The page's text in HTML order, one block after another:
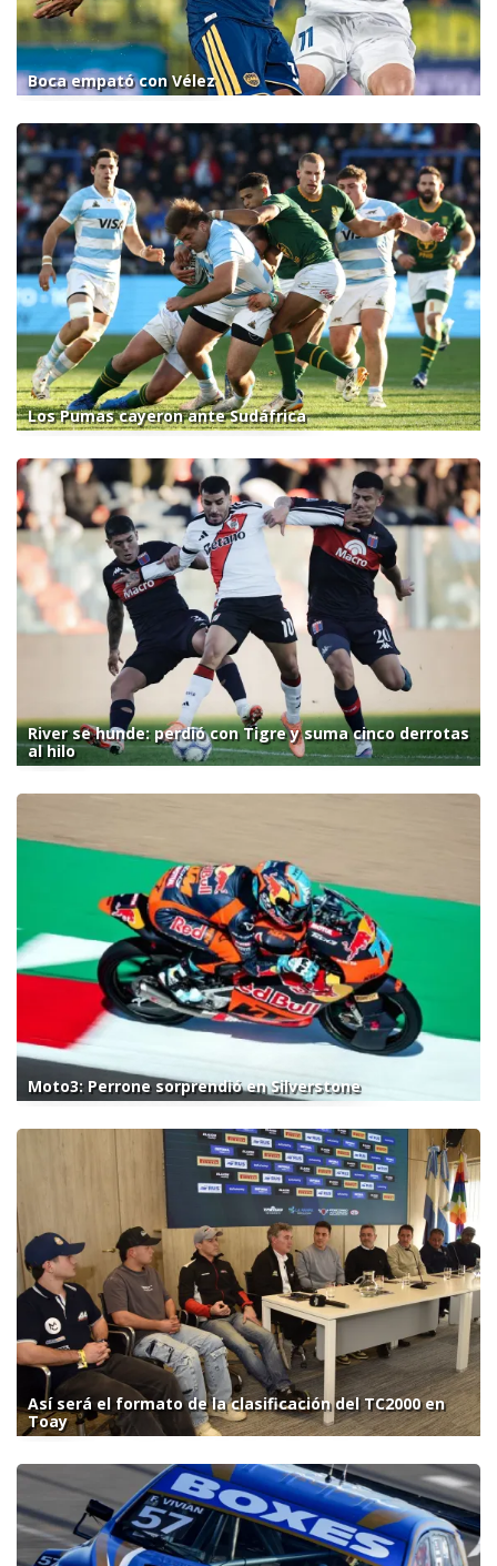
Boca empató con Vélez
Los Pumas cayeron ante Sudáfrica
River se hunde: perdió con Tigre y suma cinco derrotas
al hilo
Moto3: Perrone sorprendió en Silverstone
Así será el formato de la clasificación del TC2000 en
Toay